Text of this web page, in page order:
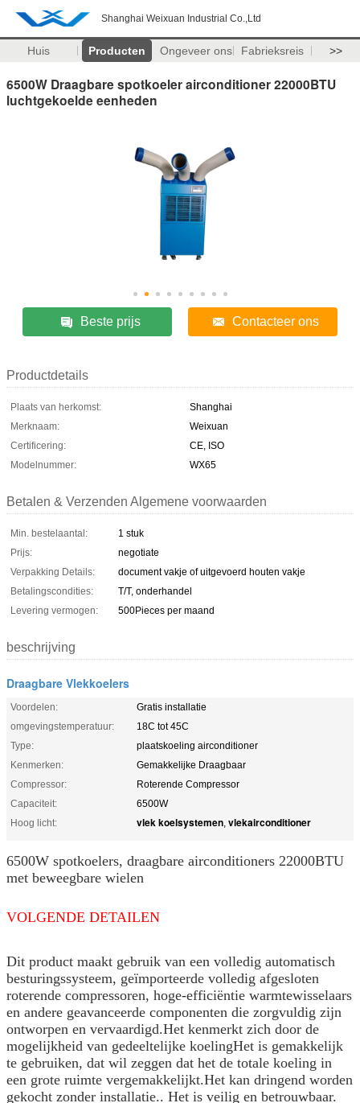
Shanghai Weixuan Industrial Co.,Ltd
Huis Producten Ongeveer ons Fabrieksreis >>
6500W Draagbare spotkoeler airconditioner 22000BTU
luchtgekoelde eenheden
Beste prijs Contacteer ons
Productdetails
Plaats van herkomst:
Shanghai
Merknaam:
Weixuan
Certificering:
CE, ISO
Modelnummer:
WX65
Betalen & Verzenden Algemene voorwaarden
Min. bestelaantal:
1 stuk
Prijs:
negotiate
Verpakking Details:
document vakje of uitgevoerd houten vakje
Betalingscondities:
T/T, onderhandel
Levering vermogen:
500Pieces per maand
beschrijving
Draagbare Vlekkoelers
Voordelen:
Gratis installatie
omgevingstemperatuur:
18C tot 45C
Type:
plaatskoeling airconditioner
Kenmerken:
Gemakkelijke Draagbaar
Compressor:
Roterende Compressor
Capaciteit:
6500W
Hoog licht:
vlek koelsystemen, vlekairconditioner
6500W spotkoelers, draagbare airconditioners 22000BTU
met beweegbare wielen
VOLGENDE DETAILEN
Dit product maakt gebruik van een volledig automatisch
besturingssysteem, geïmporteerde volledig afgesloten
roterende compressoren, hoge-efficiëntie warmtewisselaars
en andere geavanceerde componenten die zorgvuldig zijn
ontworpen en vervaardigd.Het kenmerkt zich door de
mogelijkheid van gedeeltelijke koelingHet is gemakkelijk
te gebruiken, dat wil zeggen dat het de totale koeling in
een grote ruimte vergemakkelijkt.Het kan dringend worden
gekocht zonder installatie.. Het is veilig en betrouwbaar.